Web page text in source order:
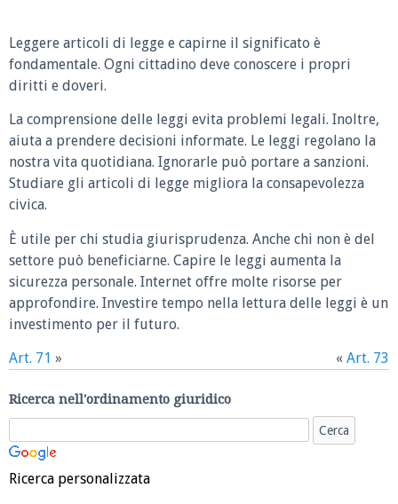
Leggere articoli di legge e capirne il significato è
fondamentale. Ogni cittadino deve conoscere i propri
diritti e doveri.
La comprensione delle leggi evita problemi legali. Inoltre,
aiuta a prendere decisioni informate. Le leggi regolano la
nostra vita quotidiana. Ignorarle può portare a sanzioni.
Studiare gli articoli di legge migliora la consapevolezza
civica.
È utile per chi studia giurisprudenza. Anche chi non è del
settore può beneficiarne. Capire le leggi aumenta la
sicurezza personale. Internet offre molte risorse per
approfondire. Investire tempo nella lettura delle leggi è un
investimento per il futuro.
Art. 71 » « Art. 73
Ricerca nell'ordinamento giuridico
Ricerca personalizzata